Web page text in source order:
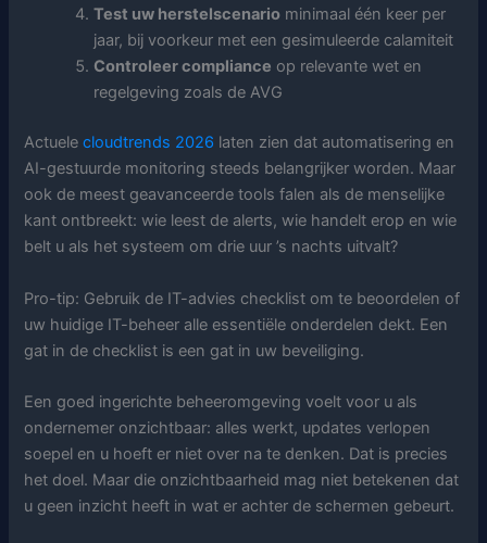
Test uw herstelscenario minimaal één keer per
jaar, bij voorkeur met een gesimuleerde calamiteit
Controleer compliance op relevante wet en
regelgeving zoals de AVG
Actuelecloudtrends 2026 laten zien dat automatisering en
AI-gestuurde monitoring steeds belangrijker worden. Maar
ook de meest geavanceerde tools falen als de menselijke
kant ontbreekt: wie leest de alerts, wie handelt erop en wie
belt u als het systeem om drie uur ’s nachts uitvalt?
Pro-tip: Gebruik de IT-advies checklist om te beoordelen of
uw huidige IT-beheer alle essentiële onderdelen dekt. Een
gat in de checklist is een gat in uw beveiliging.
Een goed ingerichte beheeromgeving voelt voor u als
ondernemer onzichtbaar: alles werkt, updates verlopen
soepel en u hoeft er niet over na te denken. Dat is precies
het doel. Maar die onzichtbaarheid mag niet betekenen dat
u geen inzicht heeft in wat er achter de schermen gebeurt.